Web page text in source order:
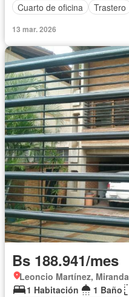
Cuarto de oficina
Trastero
13 mar. 2026
Bs 188.941/mes
Leoncio Martínez, Miranda
1 Habitación
1 Baño